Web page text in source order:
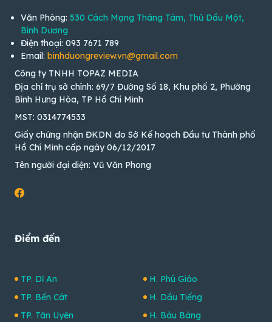
Văn Phòng: 530 Cách Mạng Tháng Tám, Thủ Dầu Một,
Bình Dương
Điện thoại: 093 7671 789
Email: binhduongreview.vn@gmail.com
Công ty TNHH TOPAZ MEDIA
Địa chỉ trụ sở chính: 69/7 Đường Số 18, Khu phố 2, Phường
Bình Hưng Hòa, TP Hồ Chí Minh
MST: 0314774533
Giấy chứng nhận ĐKDN do Sở Kế hoạch Đầu tư Thành phố
Hồ Chí Minh cấp ngày 06/12/2017
Tên người đại diện: Vũ Văn Phong
Điểm đến
TP. Dĩ An
TP. Bến Cát
TP. Tân Uyên
H. Phú Giáo
H. Dầu Tiếng
H. Bàu Bàng